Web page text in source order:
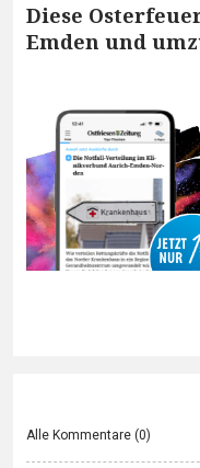
Diese
Emden und
Alle Kommentare (0)